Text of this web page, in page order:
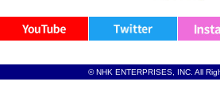
© NHK ENTERPRISES, INC. All